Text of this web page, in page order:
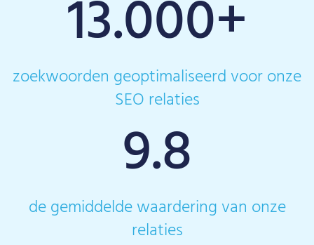
13.000+
zoekwoorden geoptimaliseerd voor onze
SEO relaties
9.8
de gemiddelde waardering van onze
relaties